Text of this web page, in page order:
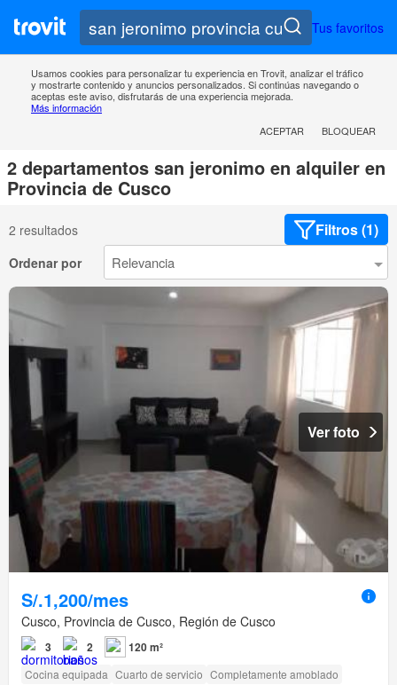
Tus favoritos
Usamos cookies para personalizar tu experiencia en Trovit, analizar el tráfico
y mostrarte contenido y anuncios personalizados. Si continúas navegando o
aceptas este aviso, disfrutarás de una experiencia mejorada.
Más información
ACEPTAR
BLOQUEAR
2 departamentos san jeronimo en alquiler en
Provincia de Cusco
2 resultados Filtros (1)
Ordenar por
Ver foto
S/.1,200/mes
Cusco, Provincia de Cusco, Región de Cusco
3 2 120 m²
Cocina equipada Cuarto de servicio Completamente amoblado